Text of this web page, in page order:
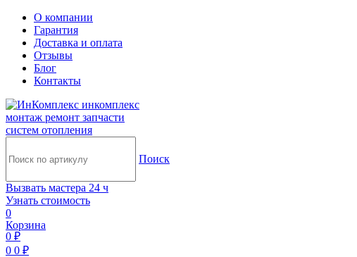
О компании
Гарантия
Доставка и оплата
Отзывы
Блог
Контакты
инкомплекс
монтаж ремонт запчасти
систем отопления
Поиск
Вызвать мастера 24 ч
Узнать стоимость
0
Корзина
0 ₽
0 0 ₽